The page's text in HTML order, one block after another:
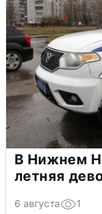
В Нижнем
летняя
6 августа 1